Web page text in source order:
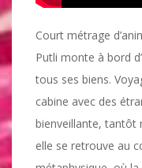
Court métrage
Putli monte à bord
tous ses biens.
cabine avec des
bienveillante, tantôt
elle se retrouve au